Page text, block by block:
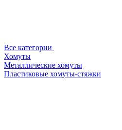
Все категории
Хомуты
Металлические хомуты
Пластиковые хомуты-стяжки